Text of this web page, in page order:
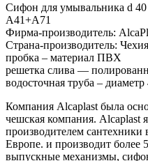
Сифон для умывальника d
A41+A71
Фирма-производитель:
Страна-производитель: Чехия
пробка – материал ПВХ
решетка слива —
водосточная труба –
Компания Alcaplast была
чешская компания. Alcaplast
производителем
Европе. и производит более
выпускные механизмы,